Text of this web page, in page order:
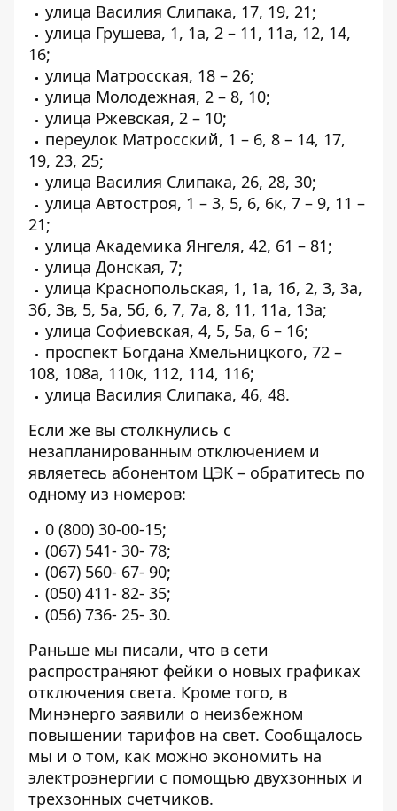
улица Василия Слипака, 17, 19, 21;
улица Грушева, 1, 1а, 2 – 11, 11а, 12, 14,
16;
улица Матросская, 18 – 26;
улица Молодежная, 2 – 8, 10;
улица Ржевская, 2 – 10;
переулок Матросский, 1 – 6, 8 – 14, 17,
19, 23, 25;
улица Василия Слипака, 26, 28, 30;
улица Автостроя, 1 – 3, 5, 6, 6к, 7 – 9, 11 –
21;
улица Академика Янгеля, 42, 61 – 81;
улица Донская, 7;
улица Краснопольская, 1, 1а, 1б, 2, 3, 3а,
3б, 3в, 5, 5а, 5б, 6, 7, 7а, 8, 11, 11а, 13а;
улица Софиевская, 4, 5, 5а, 6 – 16;
проспект Богдана Хмельницкого, 72 –
108, 108а, 110к, 112, 114, 116;
улица Василия Слипака, 46, 48.
Если же вы столкнулись с
незапланированным отключением и
являетесь абонентом ЦЭК – обратитесь по
одному из номеров:
0 (800) 30-00-15;
(067) 541- 30- 78;
(067) 560- 67- 90;
(050) 411- 82- 35;
(056) 736- 25- 30.
Раньше мы писали, что в сети
распространяют фейки о новых графиках
отключения света. Кроме того, в
Минэнерго заявили о неизбежном
повышении тарифов на свет. Сообщалось
мы и о том, как можно экономить на
электроэнергии с помощью двухзонных и
трехзонных счетчиков.